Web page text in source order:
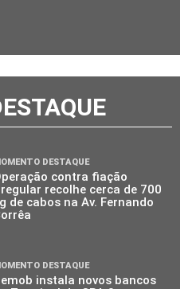
DESTAQUE
contra fiação
recolhe cerca de 700
de cabos na Av. Fernando
DESTAQUE
instala novos bancos